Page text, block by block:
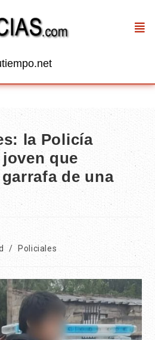
la Policía
que
de una
/ Policiales